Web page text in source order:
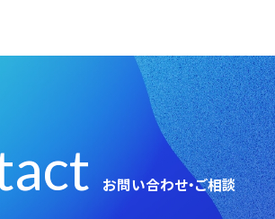
お問い合わせ・ご相談